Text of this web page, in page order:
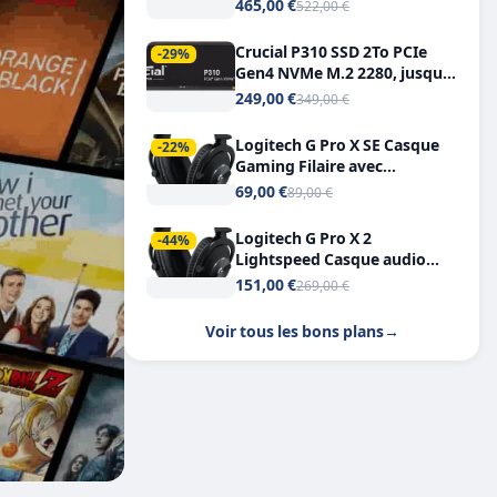
465,00 €522,00 €
-29%
Crucial P310 SSD 2To PCIe
Gen4 NVMe M.2 2280, jusqu’à
7.100 Mo/s
249,00 €349,00 €
-22%
Logitech G Pro X SE Casque
Gaming Filaire avec
Microphone Micro
7.1
69,00 €89,00 €
-44%
Logitech G Pro X 2
Lightspeed Casque audio
bluetooth
151,00 €269,00 €
Voir tous les bons plans→